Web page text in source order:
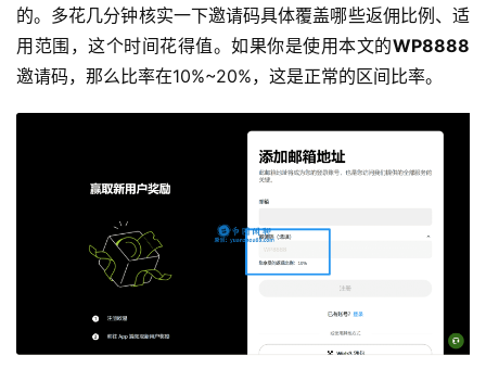
的。多花几分钟核实一下邀请码具体覆盖哪些返佣比例、适
用范围，这个时间花得值。如果你是使用本文的WP8888
邀请码，那么比率在10%~20%，这是正常的区间比率。